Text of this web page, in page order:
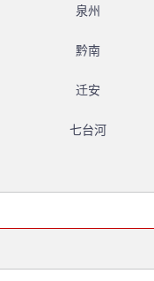
泉州
黔南
迁安
七台河